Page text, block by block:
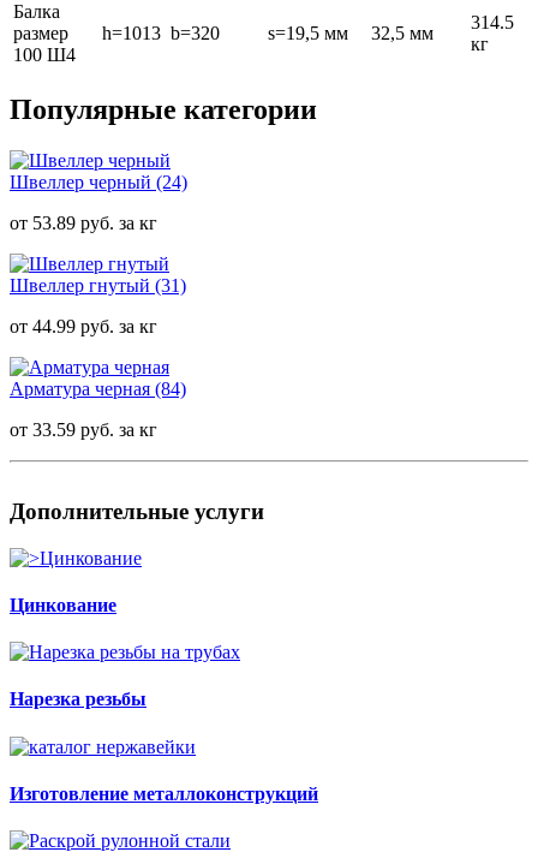
Балка
размер
100 Ш4
h=1013 b=320 s=19,5 мм 32,5 мм
314.5
кг
Популярные категории
Швеллер черный (24)
от 53.89 руб. за кг
Швеллер гнутый (31)
от 44.99 руб. за кг
Арматура черная (84)
от 33.59 руб. за кг
Дополнительные услуги
Цинкование
Нарезка резьбы
Изготовление металлоконструкций